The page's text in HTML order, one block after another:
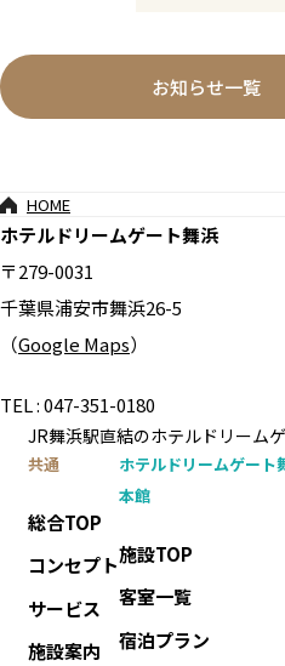
お知らせ一覧
HOME
ホテルドリームゲート舞浜
〒279-0031
千葉県浦安市舞浜26-5
（Google Maps）
TEL : 047-351-0180
JR舞浜駅直結のホテルドリーム
共通
総合TOP
コンセプト
サービス
施設案内
ホテルドリームゲート
本館
施設TOP
客室一覧
宿泊プラン